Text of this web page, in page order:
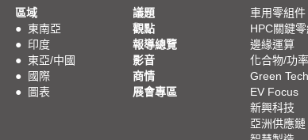
區域
● 東南亞
● 印度
● 東亞/中國
●
國際
●
圖表
議題
觀點
報導總覽
影音
商情
展會專區
車用零組件
HPC關鍵
邊緣運算
化合物/功
Green Tech
EV Focus
新興科技
亞洲供應鏈